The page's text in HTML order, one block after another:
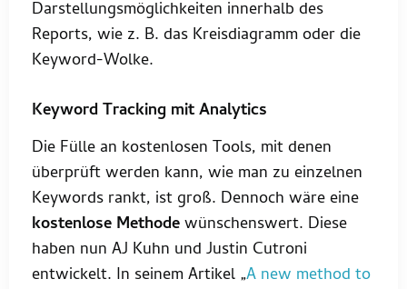
Darstellungsmöglichkeiten innerhalb des
Reports, wie z. B. das Kreisdiagramm oder die
Keyword-Wolke.
Keyword Tracking mit Analytics
Die Fülle an kostenlosen Tools, mit denen
überprüft werden kann, wie man zu einzelnen
Keywords rankt, ist groß. Dennoch wäre eine
kostenlose Methodewünschenswert. Diese
haben nun AJ Kuhn und Justin Cutroni
entwickelt. In seinem Artikel „A new method to